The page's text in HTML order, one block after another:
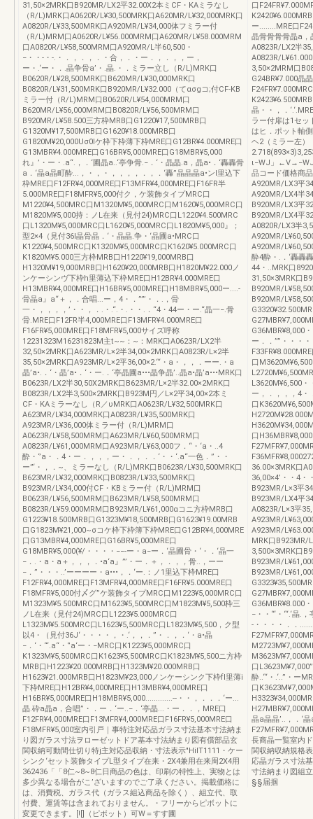
31,50×2MRK口B920MR/LX2平32.00X2本ミCF・KAミラなし
（R/L)MRK口A0620R/L¥30,500MRK口A620MR/L¥32,000MRK口
A0820R/L¥33,500MRK口A920MR/L¥34,000体フミラー付
（R/L)MRM口A0620R/L¥56.000MRM口A620MR/L¥58.000MRM
口A0820R/L¥58,500MRM口A920MR/L半60,500・
−・・-・-.・．，．，．・合，．・ー．，．，，ー，
ー・.‘ー・．.晶争骨a’・.晶.・．ミラー立し（R/L)MRK口
B0620R/L¥28,500MRK口B620MR/L¥30,000MRK口
B0820R/L¥31,500MRK口B920MR/L¥32.000（てασgコ;付CF-KB
ミラー付（R/L)MRM口B0620R/L¥54,000MRM口
B620MR/L¥56,000MRM口B0820R/L¥56,500MRM口
B920MR/L¥58.500三方枠MRB口G1220¥17,500MRB口
G1320M¥17,500MRB口G1620¥18.000MRB口
G1820M¥20,000Uσ0lケ枠下枠薄下枠MRE口G12BR¥4.000MRE口
G13MBR¥4.000MRE口G16BR¥5,000MRE口G18MBR¥5,000
れ』’・ー・.a“.，．‘圃晶a..‘亭争骨.−．‘・晶晶.a，晶a•．‘轟轟骨
a．‘晶a晶町酔...，・，・，，，，．，．‘轟”晶晶晶a•ンI里込下
枠MRE口F12FR¥4,000MRE口F13MFR¥4,000MRE口F16FR半
5.000MRE口F18MFR¥5,000付ク，ケ装飾タイプMRC口
M1220¥4,500MRC口M1320M¥5,000MRC口M1620¥5,000MRC口
M1820M¥5,000持：ノL在来（見付24)MRC口L1220¥4.500MRC
口L1320M¥5,000MRC口L1620¥5,000MRC口L1820M¥5,000』；
型2×4（見付36l晶骨晶．‘・晶晶.争・‘晶圃a•MRC口
K1220¥4,500MRC口K1320M¥5,000MRC口K1620¥5.000MRC口
K1820M¥5.000三方枠MRB口H1220¥19,000MRB口
H1320M¥19,000MRB口H1620¥20,000MRB口H1820M¥22.000ノ
ンケーシンヴ下枠h里薄込下枠MRE口H12BR¥4.000MRE口
H13MBR¥4,000MRE口H16BR¥5,000MRE口H18MBR¥5,000ー....-
骨晶a』a“＋，．合唱...ー，4・．””’・．.，骨
一・，，，，’・・，．.・.“.・.・・.．“4・44ー・ー.“晶一−.骨
骨.MRE口F12FR半4,000MRE口F13MFR¥4.000MRE口
F16FR¥5,000MRE口F18MFR¥5,000サイズ呼称
12231323M16231823M主t~~：~：MRK口A0623R/LX2半
32,50×2MRK口A623MR/L×2半34,00×2MRK口A0823R/L×2半
35,50×2MRK口A923MR/L×2平36,00×2.“‘・a・，，．ーー.・a
晶’a•.．‘・晶’a•．‘・ー.．‘亭晶圃a•••晶争晶’..晶a•晶’a•••MRK口
B0623R/LX2半30,50X2MRK口B623MR/L×2半32.00×2MRK口
B0823R/LX2半3,500×2MRK口B923M円／L×2平34,00×2本ミ
CF・KAミラーなし（R／υMRK口A0623R/L¥32,500MRK口
A623MR/L¥34,000MRK口A0823R/L¥35,500MRK口
A923MR/L¥36,000体ミラー付（R/L)MRM口
A0623R/L¥58,500MRM口A623MR/L¥60,500MRM口
A0823R/L¥61,000MRM口A923MR/L¥63,000フ．“・‘a・..4
酔・‘’a・．4・ー．，，，ー・．，．．‘・・‘.a“一色．”・・
ー”‘・，．~、ミラーなし（R/L)MRK口B0623R/L¥30,500MRK口
B623MR/L¥32,000MRK口B0823R/L¥33,500MRK口
B923MR/L¥34,000付CF・KBミラー付（R/L)MRM口
B0623R/L¥56,500MRM口B623MR/L¥58,500MRM口
B0823R/L¥59.000MRM口B923MR/L¥61,000αコニ方枠MRB口
G1223¥18.500MRB口G1323M¥18,500MRB口G1623¥19.00MRB
口G1823M¥21,000~σコケ枠下枠簿下枠MRE口G12BR¥4,000MRE
口G13MBR¥4,000MRE口G16BR¥5,000MRE口
G18MBR¥5,000(¥/・・・・−−-ー・a−ー．‘晶圃骨・‘・．‘晶一
−．.・a・a＋，，，．•a‘a』”’・ー．＋，．，，骨..，ーー
−．”・・・..’ーーーー・a•••，．‘ー.：ノ1里込下枠MRE口
F12FR¥4,000MRE口F13MFR¥4,000MRE口F16FR¥5.000MRE口
F18MFR¥5,000付〆グ”ケ装飾タイプMRC口M1223¥5,000MRC口
M1323M¥5.500MRC口M1623¥5,500MRC口M1823M¥5,500枠三
ノL在来（見付24)MRC口L1223¥5.000MRC口
L1323M¥5.500MRC口L1623¥5,500MRC口L1823M¥5,500，ク型
以4・（見付36J‘・・・・，・.‘，，．”・．，．‘・a•晶
−．‘・“‘.a“・‘’a‘ー・−MRC口K1223¥5,000MRC口
K1323M¥5,500MRC口K1623¥5,500MRC口K1823M¥5,500ニ方枠
MRB口H1223¥20.000MRB口H1323M¥20.000MRB口
H1623¥21.000MRB口H1823M¥23,000ノンケーシンク下枠fI里薄i
下枠MRE口H12BR¥4,000MRE口H13MBR¥4,000MRE口
H16BR¥5,000MRE口H18MBR¥5,000.............--・・，．．．‘ー...
晶.砕a晶a，合唱”・．ー．‘ー..−．‘亭晶...・ー．．，MRE口
F12FR¥4,000MRE口F13MFR¥4,000MRE口F16FR¥5,000MRE口
F18MFR¥5,000室内引戸｜事特注対応品ガラス寸法基本寸法納ま
り図ガラス寸法ヲローゼットドア基本寸法納まり図有償部品玄
関収納可動間仕切り特j主対応品収納・寸法表示"HilT1111・ケー
シンク‘セット装飾タイプL型タイプ在来・2X4兼用在来周2X4用
362436「「8仁~8~8仁日商品の色は、印刷の特性上、実物とは
多少異なる場合がこ’ざいますのでご了承ください。掲載価格に
は、消費税、ガラス代（ガラス組込商品を除く）、組立代、取
付費、運賃等は含まれておりません。・フリーからピボッ卜に
変更できます。[![]（ピボット）可W＝すす圃
口
ー........MRE口
晶骨骨骨骨晶a，
A0823R/LX2半
A0823R/
3,50×2MRM口
G24BR¥7.000晶
晶・・，．
ラー付扉は1セッ
はヒ．ポット軸
ヘ2（ミラー左）
ι−WJ」
品コード価格商
A920MR/LX3平
A920MR/LX4半
B920MR/LX3平
B920MR/LX4平
A0820R/LX3半
A920MR/
A920MR/
酔4酔・.．‘轟轟
44・..MRK口
31,50×3MRK口
B920MR/
B920MR/
G36MBR¥8,000
ー．．””・・・
口
L3620M¥6,500
ー，．，，，4・
口
口
36.00×3MRK口
36,00×4’・・4・
B923MR/L×3平
B923MR/LX4平
A0823R/L×3平
A923MR/
A923MR/
MRK口B923MR/
3,500×3MRK口
B923MR/
B923MR/
G36MBR¥8.000
−・・“‘・“‘.‘晶.
-・・・・．．
口
酔..“‘・.‘..”・ー
口
晶a晶晶’..，．‘
長商晶一覧室内
関収納収納規格
応晶ガラス寸法
寸法納まり図組
§§届掴